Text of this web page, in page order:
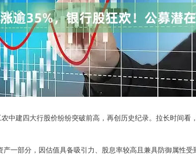
中建四大行股价纷纷突破前高，再创历史纪录。拉长时间看
一部分，因估值具备吸引力、股息率较高且兼具防御属性受